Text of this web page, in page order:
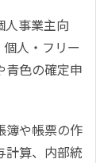
人事業主向
人・フリー
青色の確定申
簿や帳票の作
計算、内部統